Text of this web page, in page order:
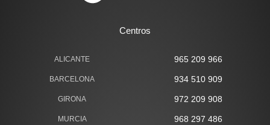
Centros
ALICANTE 965 209 966
BARCELONA 934 510 909
GIRONA 972 209 908
MURCIA 968 297 486